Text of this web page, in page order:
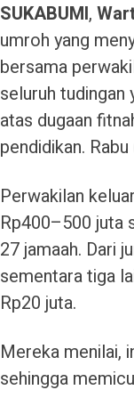
SUKABUMI,
umroh yang
bersama
seluruh tudingan
atas dugaan
pendidikan.
Perwakilan
Rp400–500 juta
27 jamaah. Dari
sementara tiga
Rp20 juta.
Mereka menilai,
sehingga